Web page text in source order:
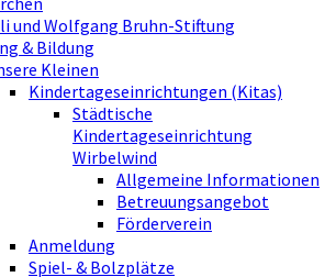
und Wolfgang Bruhn-Stiftung
& Bildung
Kleinen
Kindertageseinrichtungen (Kitas)
Städtische
Kindertageseinrichtung
Wirbelwind
Allgemeine Informationen
Betreuungsangebot
Förderverein
Anmeldung
Spiel- & Bolzplätze